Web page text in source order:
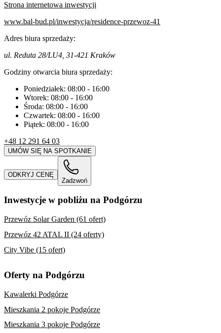
Strona internetowa inwestycji
www.bal-bud.pl/inwestycja/residence-przewoz-41
Adres biura sprzedaży:
ul. Reduta 28/LU4, 31-421 Kraków
Godziny otwarcia biura sprzedaży:
Poniedziałek: 08:00 - 16:00
Wtorek: 08:00 - 16:00
Środa: 08:00 - 16:00
Czwartek: 08:00 - 16:00
Piątek: 08:00 - 16:00
+48 12 291 64 03
UMÓW SIĘ NA SPOTKANIE
ODKRYJ CENĘ
Zadzwoń
Inwestycje w pobliżu na Podgórzu
Przewóz Solar Garden (61 ofert)
Przewóz 42 ATAL II (24 oferty)
City Vibe (15 ofert)
Oferty na Podgórzu
Kawalerki Podgórze
Mieszkania 2 pokoje Podgórze
Mieszkania 3 pokoje Podgórze